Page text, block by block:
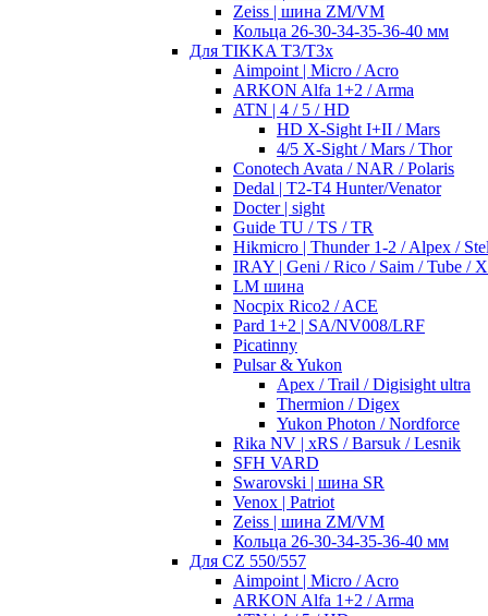
Zeiss | шина ZM/VM
Кольца 26-30-34-35-36-40 мм
Для TIKKA T3/T3x
Aimpoint | Micro / Acro
ARKON Alfa 1+2 / Arma
ATN | 4 / 5 / HD
HD X-Sight I+II / Mars
4/5 X-Sight / Mars / Thor
Conotech Avata / NAR / Polaris
Dedal | T2-T4 Hunter/Venator
Docter | sight
Guide TU / TS / TR
Hikmicro | Thunder 1-2 / Alpex /
IRAY | Geni / Rico / Saim / Tube /
LM шина
Nocpix Rico2 / ACE
Pard 1+2 | SA/NV008/LRF
Picatinny
Pulsar & Yukon
Apex / Trail / Digisight ultra
Thermion / Digex
Yukon Photon / Nordforce
Rika NV | xRS / Barsuk / Lesnik
SFH VARD
Swarovski | шина SR
Venox | Patriot
Zeiss | шина ZM/VM
Кольца 26-30-34-35-36-40 мм
Для CZ 550/557
Aimpoint | Micro / Acro
ARKON Alfa 1+2 / Arma